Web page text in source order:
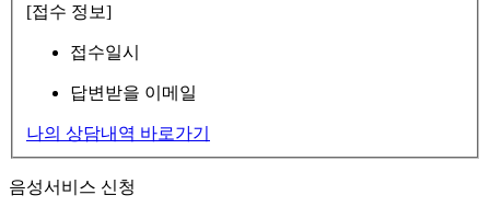
[접수 정보]
접수일시
답변받을 이메일
나의 상담내역 바로가기
음성서비스 신청